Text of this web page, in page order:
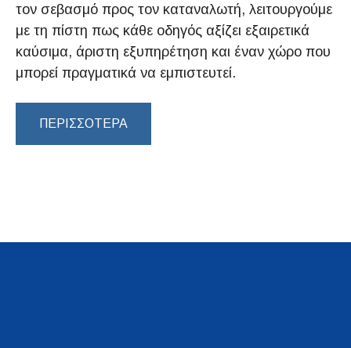
τον σεβασμό προς τον καταναλωτή, λειτουργούμε
με τη πίστη πως κάθε οδηγός αξίζει εξαιρετικά
καύσιμα, άριστη εξυπηρέτηση και έναν χώρο που
μπορεί πραγματικά να εμπιστευτεί.
ΠΕΡΙΣΣΌΤΕΡΑ